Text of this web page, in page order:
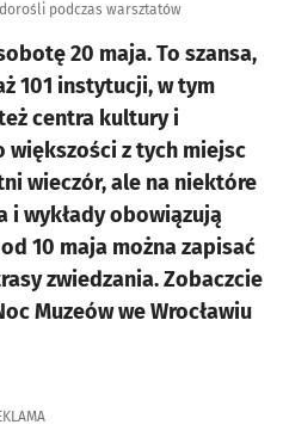
podczas warsztatów
20 maja. To szansa,
101 instytucji, w tym
centra kultury i
większości z tych miejsc
wieczór, ale na niektóre
i wykłady obowiązują
10 maja można zapisać
zwiedzania. Zobaczcie
Muzeów we Wrocławiu